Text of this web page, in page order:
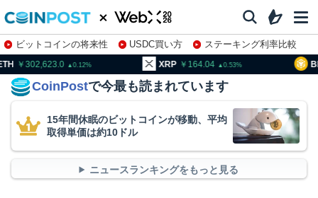
ビットコインの将来性 USDC買い方
ステーキング利率比較
株特集・関連銘柄
0.12 164.04 0.53 BNB
CoinPostで今最も読まれています
15年間休眠のビットコインが移動、平均
取得単価は約10ドル
ニュースランキングをもっと見る